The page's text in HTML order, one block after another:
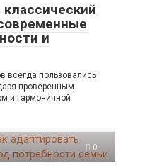
и
всегда пользовались
проверенным
и гармоничной
0